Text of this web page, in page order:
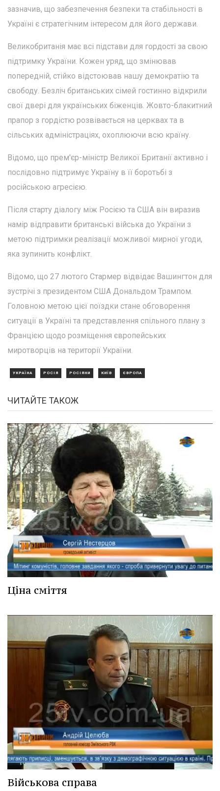
зазначив, що забезпечення безпеки та стабільності в
Україні є стратегічним інтересом для його держави.
Великобританія має всі підстави для гордості за свою
підтримку України. Кожен уряд, що змінював
попередній, стійко відстоював нашу демократію та
свободу. Безліч британських сімей гостинно відкрили
свої двері для українських біженців. Жовто-блакитний
прапор з гордістю розвівається на церквах та в
сільських адміністраціях, охоплюючи всю країну.
Відомо, що прем'єр-міністр Великої Британії активно і
послідовно підтримує Україну в її боротьбі з
російською агресією.
Після старту діалогу між Росією та США він виразив
намір відправити британські війська до України з
метою підтримки реалізації можливої мирної угоди,
яка зупинить конфлікт.
Відомо, що 27 лютого Стармер відвідає Вашингтон для
зустрічі з президентом США Дональдом Трампом.
Головною метою цієї поїздки стане обговорення
ситуації в Україні та представлення спільного плану з
Францією щодо розміщення європейських
миротворців на території України.
УКРАЇНА РОСІЯ РОСІЯНИ КИЇВ ЄВРОПА
ЧИТАЙТЕ ТАКОЖ
Ціна сміття
Військова справа